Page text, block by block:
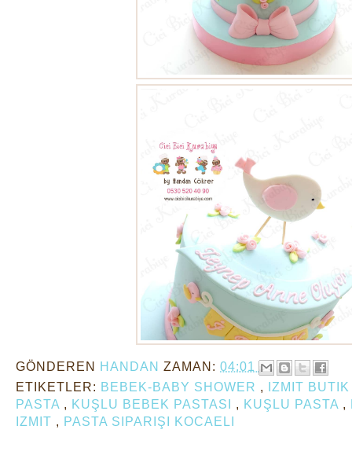
GÖNDEREN HANDAN ZAMAN: 04:01
ETIKETLER: BEBEK-BABY SHOWER ,
IZMIT
PASTA , KUŞLU BEBEK PASTASI , KUŞLU PASTA ,
IZMIT , PASTA SIPARIŞI KOCAELI